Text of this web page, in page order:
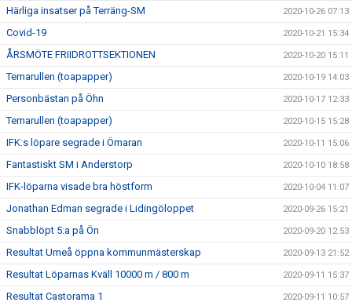
Härliga insatser på Terräng-SM 2020-10-26 07:13
Covid-19 2020-10-21 15:34
ÅRSMÖTE FRIIDROTTSEKTIONEN 2020-10-20 15:11
Temarullen (toapapper) 2020-10-19 14:03
Personbästan på Öhn 2020-10-17 12:33
Temarullen (toapapper) 2020-10-15 15:28
IFK:s löpare segrade i Ömaran 2020-10-11 15:06
Fantastiskt SM i Anderstorp 2020-10-10 18:58
IFK-löparna visade bra höstform 2020-10-04 11:07
Jonathan Edman segrade i Lidingöloppet 2020-09-26 15:21
Snabblöpt 5:a på Ön 2020-09-20 12:53
Resultat Umeå öppna kommunmästerskap 2020-09-13 21:52
Resultat Löparnas Kväll 10000 m / 800 m 2020-09-11 15:37
Resultat Castorama 1 2020-09-11 10:57